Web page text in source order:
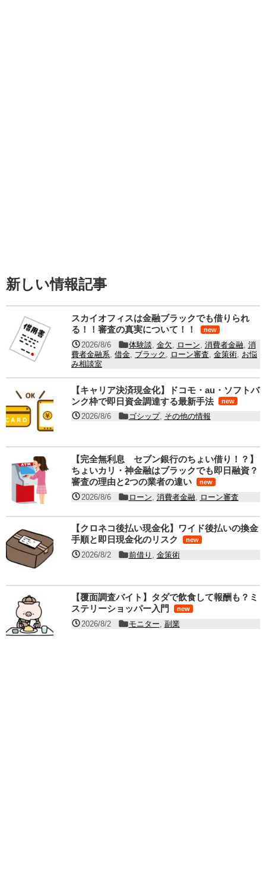
新しい情報記事
スカイオフィスは金融ブラックでも借りられ
る！！審査の真実について！！
new
2026/8/6 体験談 金欠 ローン 消費者金融 消
費者金融系 借金 ブラック ローン審査 金策術 お悩
み相談室
【キャリア決済現金化】ドコモ・au・ソフトバ
ンク枠で即日資金調達する最新手法
new
2026/8/6 ゴシップ, その他の情報
【完全無利息 セブン銀行のちょい借り！？】
ちょいカリ・神金融はブラックでも即日融資？
審査の理由と2つの業者の違い
new
2026/8/6 ローン 消費者金融 ローン審査
【クロネコ後払い現金化】ワイド後払いの換金
手順と即日現金化のリスク
new
2026/8/2 前借り 金策術
【覆面調査バイト】タダで飲食して報酬も？ミ
ステリーショッパー入門
new
2026/8/2 モニター, 副業